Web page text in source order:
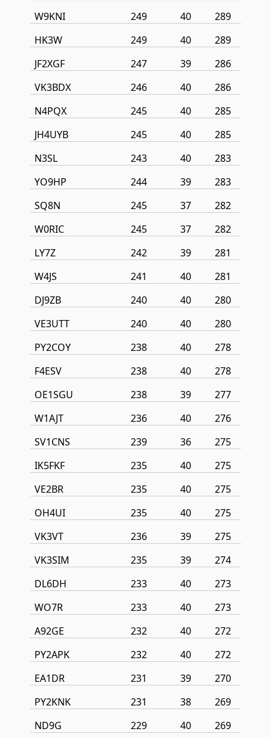
W9KNI
249 40
289
HK3W
249 40
289
JF2XGF
247 39
286
VK3BDX
246 40
286
N4PQX
245 40
285
JH4UYB
245 40
285
N3SL
243 40
283
YO9HP
244 39
283
SQ8N
245 37
282
W0RIC
245 37
282
LY7Z
242 39
281
W4JS
241 40
281
DJ9ZB
240 40
280
VE3UTT
240 40
280
PY2COY
238 40
278
F4ESV
238 40
278
OE1SGU
238 39
277
W1AJT
236 40
276
SV1CNS
239 36
275
IK5FKF
235 40
275
VE2BR
235 40
275
OH4UI
235 40
275
VK3VT
236 39
275
VK3SIM
235 39
274
DL6DH
233 40
273
WO7R
233 40
273
A92GE
232 40
272
PY2APK
232 40
272
EA1DR
231 39
270
PY2KNK
231 38
269
ND9G
229 40 269